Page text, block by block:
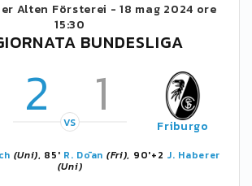
Alten Försterei -18 mag 2024 ore
15:30
BUNDESLIGA
2 1
VS Friburgo
(Uni), 85' R. Dōan (Fri), 90'+2 J. Haberer
(Uni)